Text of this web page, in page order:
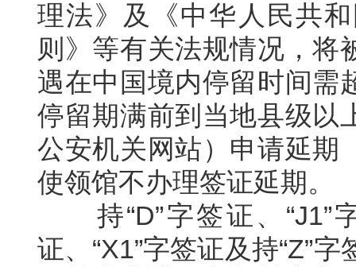
理法》及《中华人民共
则》等有关法规情况，将
遇在中国境内停留时间需
停留期满前到当地县级以
公安机关网站）申请延期
使领馆不办理签证延期。
持“D”字签证、 “J1”
证、 “X1”字签证及持“Z”字